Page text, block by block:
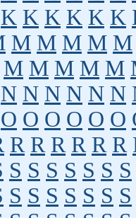
K K K K K K
M M M M M
M M M M M
N N N N N N
O O O O O O
R R R R R R
S S S S S S S
S S S S S S S